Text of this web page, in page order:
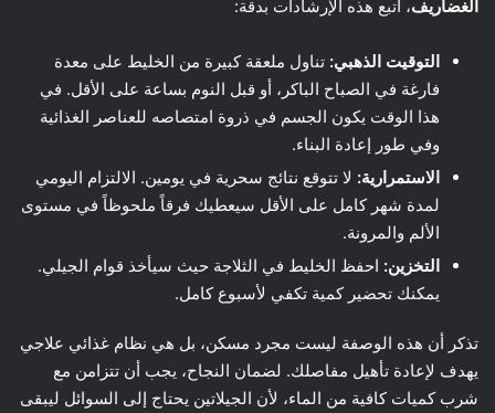
الغضاريف، اتبع هذه الإرشادات بدقة:
التوقيت الذهبي: تناول ملعقة كبيرة من الخليط على معدة
فارغة في الصباح الباكر، أو قبل النوم بساعة على الأقل. في
هذا الوقت يكون الجسم في ذروة امتصاصه للعناصر الغذائية
وفي طور إعادة البناء.
الاستمرارية: لا تتوقع نتائج سحرية في يومين. الالتزام اليومي
لمدة شهر كامل على الأقل سيعطيك فرقاً ملحوظاً في مستوى
الألم والمرونة.
التخزين: احفظ الخليط في الثلاجة حيث سيأخذ قوام الجيلي.
يمكنك تحضير كمية تكفي لأسبوع كامل.
تذكر أن هذه الوصفة ليست مجرد مسكن، بل هي نظام غذائي علاجي
يهدف لإعادة تأهيل مفاصلك. لضمان النجاح، يجب أن تتزامن مع
شرب كميات كافية من الماء، لأن الجيلاتين يحتاج إلى السوائل ليبقى